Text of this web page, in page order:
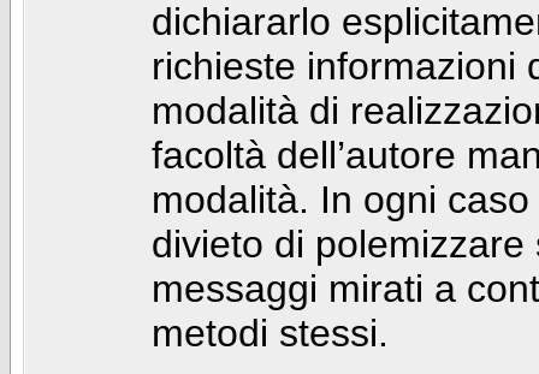
dichiararlo
richieste informazioni
modalità di
facoltà dell’autore
modalità. In ogni
divieto di
messaggi mirati a
metodi stessi.